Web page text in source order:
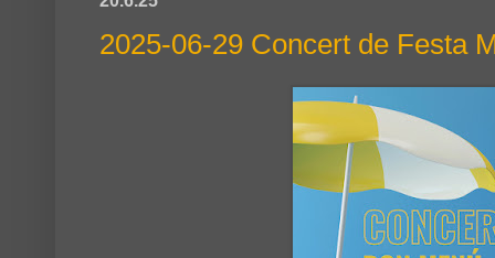
2025-06-29 Concert de Festa